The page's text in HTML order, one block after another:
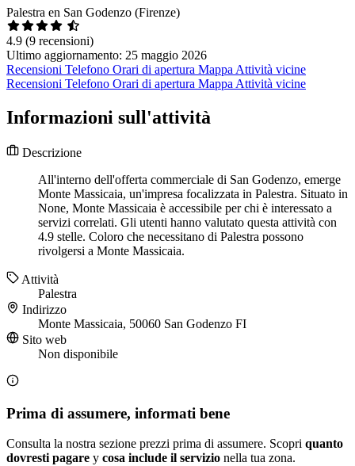
Palestra en San Godenzo (Firenze)
4.9 (9 recensioni)
Ultimo aggiornamento: 25 maggio 2026
Recensioni Telefono Orari di apertura Mappa Attività vicine
Recensioni Telefono Orari di apertura Mappa Attività vicine
Informazioni sull'attività
Descrizione
All'interno dell'offerta commerciale di San Godenzo, emerge
Monte Massicaia, un'impresa focalizzata in Palestra. Situato in
None, Monte Massicaia è accessibile per chi è interessato a
servizi correlati. Gli utenti hanno valutato questa attività con
4.9 stelle. Coloro che necessitano di Palestra possono
rivolgersi a Monte Massicaia.
Attività
Palestra
Indirizzo
Monte Massicaia, 50060 San Godenzo FI
Sito web
Non disponibile
Prima di assumere, informati bene
Consulta la nostra sezione prezzi prima di assumere. Scopri quanto
dovresti pagare y cosa include il servizio nella tua zona.